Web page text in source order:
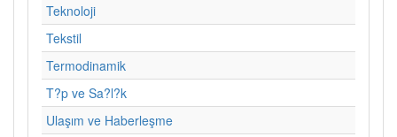
Teknoloji
Tekstil
Termodinamik
T?p ve Sa?l?k
Ulaşım ve Haberleşme